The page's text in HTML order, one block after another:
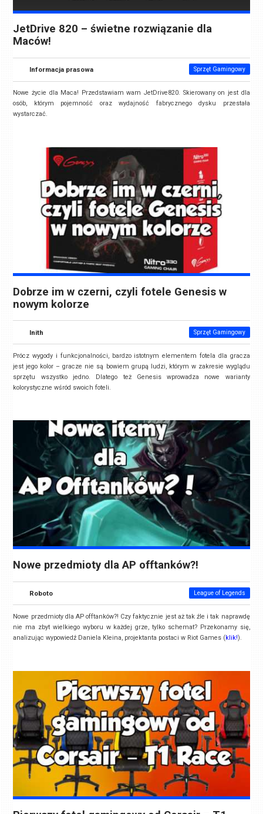
JetDrive 820 – świetne rozwiązanie dla
Maców!
Informacja prasowa Sprzęt Gamingowy
Nowe życie dla Maca! Przedstawiam wam JetDrive820. Skierowany on jest dla
osób, którym pojemność oraz wydajność fabrycznego dysku przestała
wystarczać.
Dobrze im w czerni, czyli fotele Genesis w
nowym kolorze
Inith Sprzęt Gamingowy
Prócz wygody i funkcjonalności, bardzo istotnym elementem fotela dla gracza
jest jego kolor – gracze nie są bowiem grupą ludzi, którym w zakresie wyglądu
sprzętu wszystko jedno. Dlatego też Genesis wprowadza nowe warianty
kolorystyczne wśród swoich foteli.
Nowe przedmioty dla AP offtanków?!
Roboto League of Legends
Nowe przedmioty dla AP offtanków?! Czy faktycznie jest aż tak źle i tak naprawdę
nie ma zbyt wielkiego wyboru w każdej grze, tylko schemat? Przekonamy się,
analizując wypowiedź Daniela Kleina, projektanta postaci w Riot Games (klik!).